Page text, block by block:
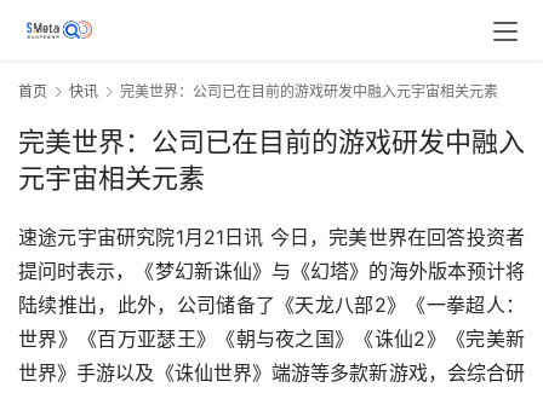
首页 快讯 完美世界：公司已在目前的游戏研发中融入元宇宙相关元素
完美世界：公司已在目前的游戏研发中融入
元宇宙相关元素
速途元宇宙研究院1月21日讯 今日，完美世界在回答投资者
提问时表示，《梦幻新诛仙》与《幻塔》的海外版本预计将
陆续推出，此外，公司储备了《天龙八部2》《一拳超人：
世界》《百万亚瑟王》《朝与夜之国》《诛仙2》《完美新
世界》手游以及《诛仙世界》端游等多款新游戏，会综合研